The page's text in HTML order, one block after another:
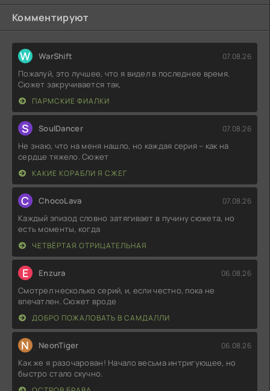
Комментируют
W WarShift 07.08.26
Пожалуй, это лучшее, что я видел в последнее время.
Сюжет закручивается так,
ПАРМСКИЕ ФИАЛКИ
S SoulDancer 07.08.26
Не знаю, что на меня нашло, но каждая серия – как на
сердце тяжело. Сюжет
КАКИЕ КОРАБЛИ Я СЖЕГ
C ChocoLava 07.08.26
Каждый эпизод словно затягивает в пучину сюжета, но
есть моменты, когда
ЧЕТВЁРТАЯ ОТРИЦАТЕЛЬНАЯ
E Enzura 06.08.26
Смотрел несколько серий, и, если честно, пока не
впечатлен. Сюжет вроде
ДОБРО ПОЖАЛОВАТЬ В САМДАЛЛИ
N NeonTiger 06.08.26
Как же я разочарован! Начало весьма интригующее, но
быстро стало скучно.